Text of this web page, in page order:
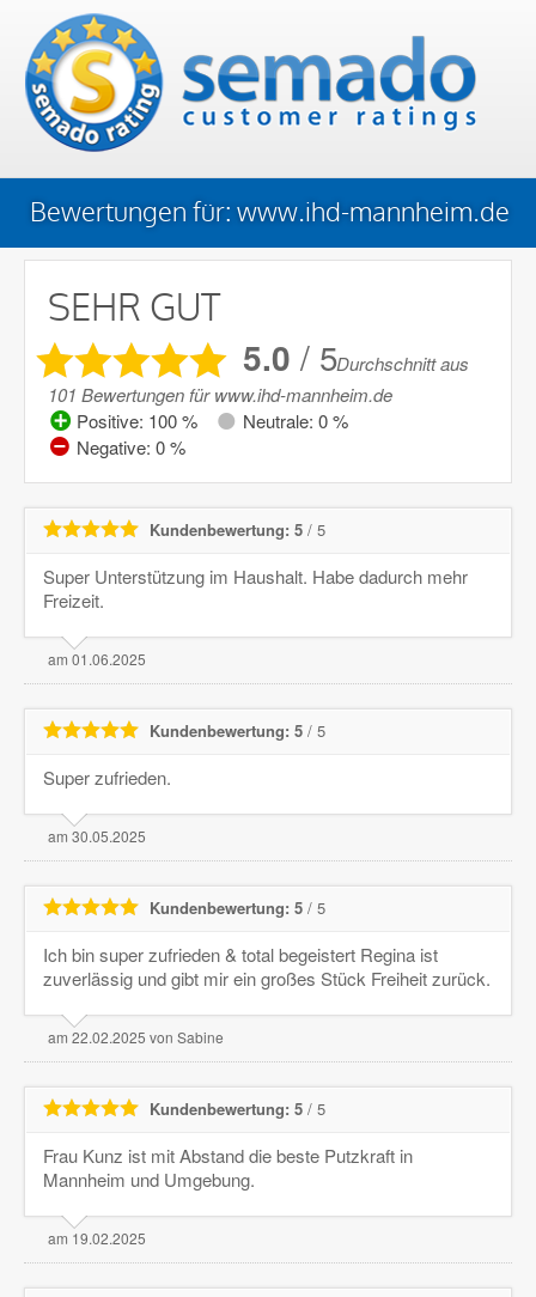
Bewertungen für: www.ihd-mannheim.de
SEHR GUT
5.0 / 5Durchschnitt aus
101 Bewertungen fürwww.ihd-mannheim.de
Positive: 100 %
Neutrale: 0 %
Negative: 0 %
Kundenbewertung: 5 / 5
Super Unterstützung im Haushalt. Habe dadurch mehr
Freizeit.
am 01.06.2025
Kundenbewertung: 5 / 5
Super zufrieden.
am 30.05.2025
Kundenbewertung: 5 / 5
Ich bin super zufrieden & total begeistert Regina ist
zuverlässig und gibt mir ein großes Stück Freiheit zurück.
am 22.02.2025 von Sabine
Kundenbewertung: 5 / 5
Frau Kunz ist mit Abstand die beste Putzkraft in
Mannheim und Umgebung.
am 19.02.2025